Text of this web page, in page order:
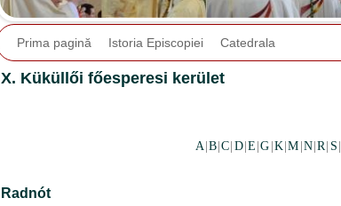
Prima pagină Istoria Episcopiei Catedrala
X. Küküllői főesperesi kerület
A B |C D |E |G K |M N |R S
Radnót